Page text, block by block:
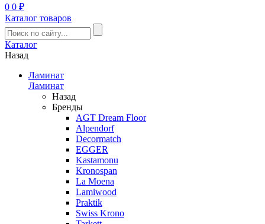
0 0 ₽
Каталог товаров
Каталог
Назад
Ламинат
Ламинат
Назад
Бренды
AGT Dream Floor
Alpendorf
Decormatch
EGGER
Kastamonu
Kronospan
La Moena
Lamiwood
Praktik
Swiss Krono